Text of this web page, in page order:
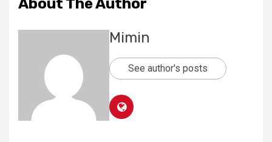
About The Author
Mimin
See author's posts